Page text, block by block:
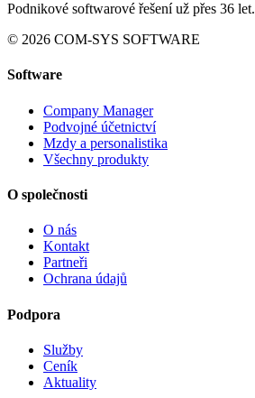
Podnikové softwarové řešení už přes 36 let.
© 2026 COM-SYS SOFTWARE
Software
Company Manager
Podvojné účetnictví
Mzdy a personalistika
Všechny produkty
O společnosti
O nás
Kontakt
Partneři
Ochrana údajů
Podpora
Služby
Ceník
Aktuality